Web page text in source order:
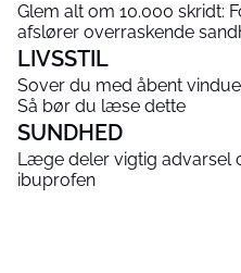
Glem alt om 10.000 skridt:
afslører overraskende
LIVSSTIL
Sover du med åbent
Så bør du læse dette
SUNDHED
Læge deler vigtig advarsel
ibuprofen